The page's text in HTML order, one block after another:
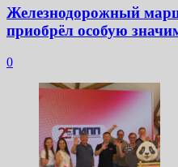
Железнодорожный
приобрёл особую
0